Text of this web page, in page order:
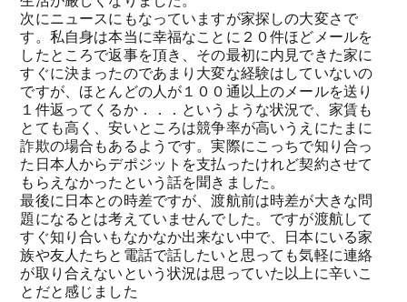
次にニュースにもなっていますが家探しの大変さで
す。私自身は本当に幸福なことに２０件ほどメールを
したところで返事を頂き、その最初に内見できた家に
すぐに決まったのであまり大変な経験はしていないの
ですが、ほとんどの人が１００通以上のメールを送り
１件返ってくるか．．．というような状況で、家賃も
とても高く、安いところは競争率が高いうえにたまに
詐欺の場合もあるようです。実際にこっちで知り合っ
た日本人からデポジットを支払ったけれど契約させて
もらえなかったという話を聞きました。
最後に日本との時差ですが、渡航前は時差が大きな問
題になるとは考えていませんでした。ですが渡航して
すぐ知り合いもなかなか出来ない中で、日本にいる家
族や友人たちと電話で話したいと思っても気軽に連絡
が取り合えないという状況は思っていた以上に辛いこ
とだと感じました